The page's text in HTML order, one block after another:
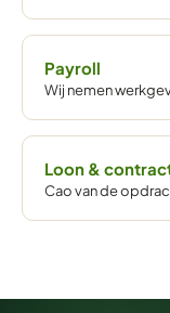
Payroll
Wij nemen
Loon &
Cao van de